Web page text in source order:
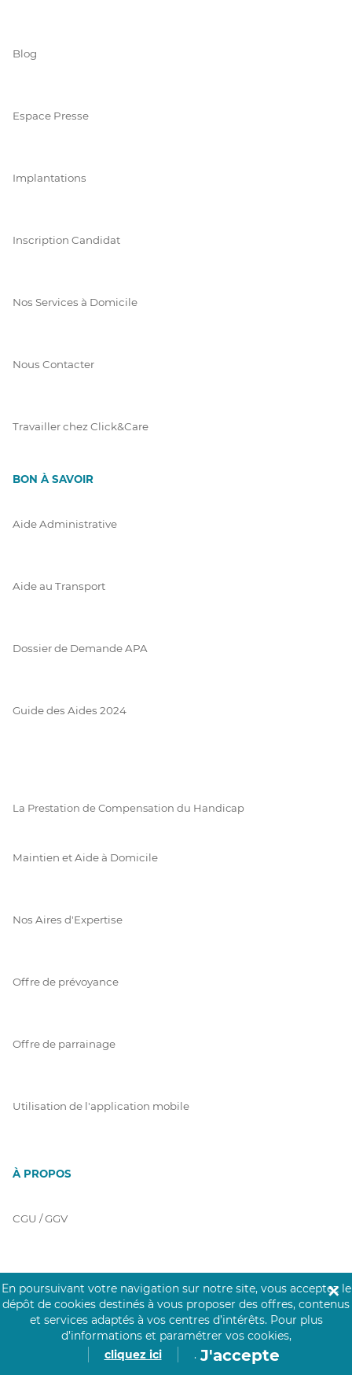
Blog
Espace Presse
Implantations
Inscription Candidat
Nos Services à Domicile
Nous Contacter
Travailler chez Click&Care
BON À SAVOIR
Aide Administrative
Aide au Transport
Dossier de Demande APA
Guide des Aides 2024
La Prestation de Compensation du Handicap
Maintien et Aide à Domicile
Nos Aires d'Expertise
Offre de prévoyance
Offre de parrainage
Utilisation de l'application mobile
À PROPOS
CGU / GGV
Code de Déontologie
En poursuivant votre navigation sur notre site, vous acceptez le
dépôt de cookies destinés à vous proposer des offres, contenus
et services adaptés à vos centres d’intérêts. Pour plus
d’informations et paramétrer vos cookies,
cliquez ici
. J'accepte
✕